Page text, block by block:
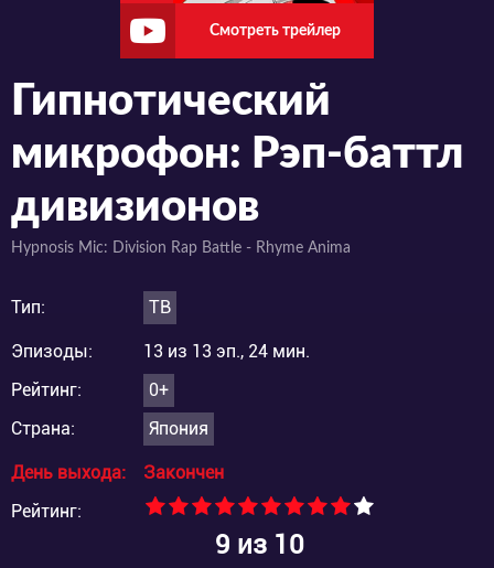
Смотреть трейлер
Гипнотический
микрофон: Рэп-баттл
дивизионов
Hypnosis Mic: Division Rap Battle - Rhyme Anima
Тип: ТВ
Эпизоды:
13 из 13 эп., 24 мин.
Рейтинг:
0+
Страна:
Япония
День выхода:
Закончен
Рейтинг:
9 из 10